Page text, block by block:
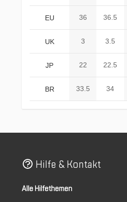
EU 36 36.5
UK 3 3.5
JP 22 22.5
BR 33.5 34
Hilfe & Kontakt
Alle Hilfethemen